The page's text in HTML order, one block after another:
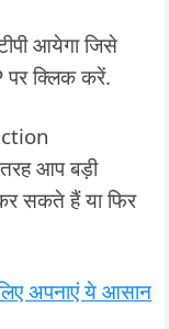
आयेगा जिसे
पर क्लिक करें.
आप बड़ी
सकते हैं या फिर
अपनाएं ये आसान